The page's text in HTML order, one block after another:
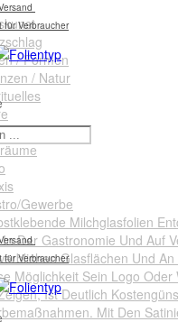
/ Formen
/ Natur
Gewerbe
Milchglasfolien
Der Gastronomie Und Auf
Glasflächen Und
Möglichkeit Sein Logo
Ist Deutlich
Mit Den
für Verbraucher
für Verbraucher